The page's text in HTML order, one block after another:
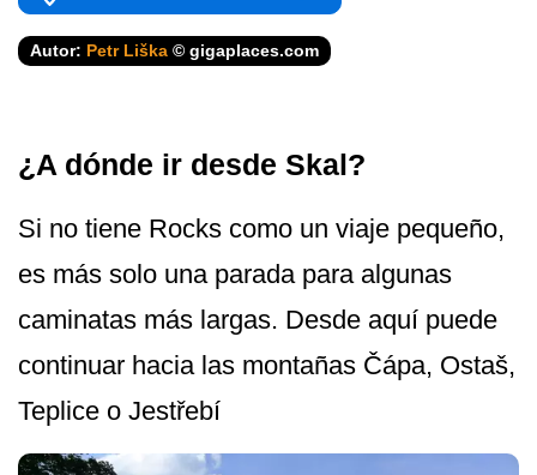
Autor: Petr Liška © gigaplaces.com
¿A dónde ir desde Skal?
Si no tiene Rocks como un viaje pequeño,
es más solo una parada para algunas
caminatas más largas. Desde aquí puede
continuar hacia las montañas Čápa, Ostaš,
Teplice o Jestřebí